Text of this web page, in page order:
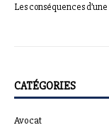
Les conséquences
CATÉGORIES
Avocat